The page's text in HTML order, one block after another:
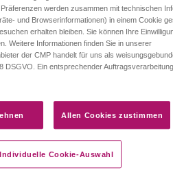
auf der Website
Epileptiker: Dieses Profil
Epilepsie, die Website sicher zu
Anfällen durch blinkende
Personen
für die meisten Menschen mit
Sehproblemen,
Katarakten, Glaukomen und
werden zusammen mit technischen
und Browserinformationen) in einem Cookie
erhalten bleiben. Sie können Ihre
Weitere Informationen finden Sie in unserer
der CMP handelt für uns als
DSGVO. Ein entsprechender
Allen Cookies zustimmen
Individuelle Cookie-Auswahl